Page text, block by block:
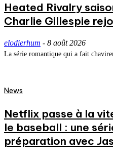
Heated Rivalry
Charlie Gillespie
elodierhum - 8 août 2026
La série romantique qui a fait
News
Netflix passe à la
le baseball : une
préparation avec